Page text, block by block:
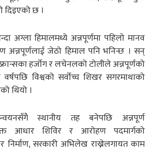
दिइएको छ ।
अग्ला हिमालमध्ये अन्नपूर्णमा पहिलो मानव
अन्नपूर्णलाई जेठो हिमाल पनि भनिन्छ । सन्
हर्जोग र लचेनलको टोलीले अन्नपूर्णको
विश्वको सर्वोच्च शिखर सगरमाथाको
थियो ।
स्थानीय तह बनेपछि अन्नपूर्ण
आधार शिविर र आरोहण पदमार्गको
निर्माण, सरकारी अभिलेख राख्नेलगायत काम